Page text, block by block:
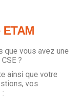
que vous avez une
?
ainsi que votre
vos